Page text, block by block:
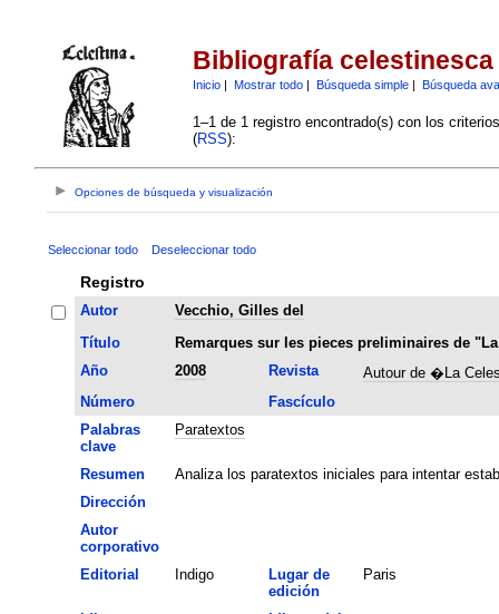
Bibliografía celestinesca
Inicio| Mostrar todo| Búsqueda simple| Búsqueda
1–1 de 1 registro encontrado(s) con los
(RSS):
Opciones de búsqueda y visualización
Seleccionar todo Deseleccionar todo
Registro
Autor
Vecchio, Gilles del
Título
Remarques sur les pieces preliminaires de
Año
2008 Revista
Autour de �La
Número
Fascículo
Palabras
clave
Paratextos
Resumen
Analiza los paratextos iniciales para intentar
Dirección
Autor
corporativo
Editorial
Indigo
Lugar de
edición
Paris